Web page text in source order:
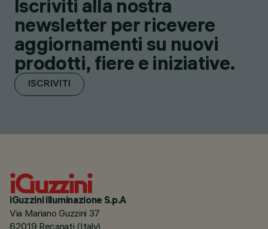
Iscriviti alla nostra
newsletter per ricevere
aggiornamenti su nuovi
prodotti, fiere e iniziative.
ISCRIVITI
iGuzzini illuminazione S.p.A
Via Mariano Guzzini 37
62019 Recanati (Italy)